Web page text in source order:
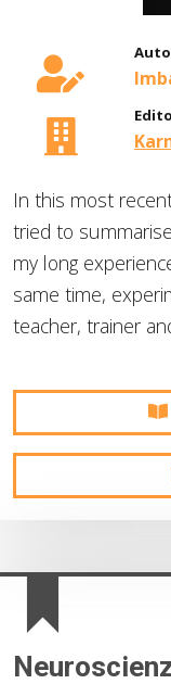
In this most
tried to
my long
same time,
teacher, trainer